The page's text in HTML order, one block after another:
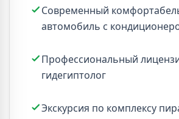
Современный
автомобиль с
Профессиональный
гидегиптолог
Экскурсия по комплексу